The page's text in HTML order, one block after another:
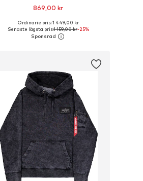
869,00 kr
Tillgängliga storlekar: S, L, XXL, XXXL
Lägg till i varukorgen
Ordinarie pris: 1 449,00 kr
Senaste lägsta pris:1 159,00 kr-25%